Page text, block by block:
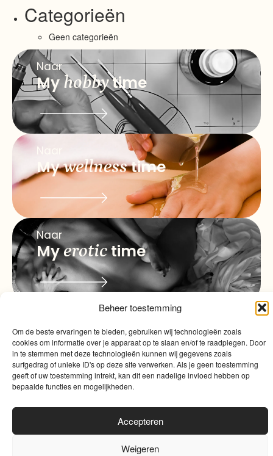
Beheer toestemming
Om de beste ervaringen te bieden, gebruiken wij technologieën zoals
cookies om informatie over je apparaat op te slaan en/of te raadplegen. Door
in te stemmen met deze technologieën kunnen wij gegevens zoals
surfgedrag of unieke ID's op deze site verwerken. Als je geen toestemming
geeft of uw toestemming intrekt, kan dit een nadelige invloed hebben op
bepaalde functies en mogelijkheden.
Accepteren
Weigeren
Categorieën
Geen categorieën
Naar
Myhobbytime
Naar
Mywellnesstime
Naar
Myerotictime
Myquality
time Contact